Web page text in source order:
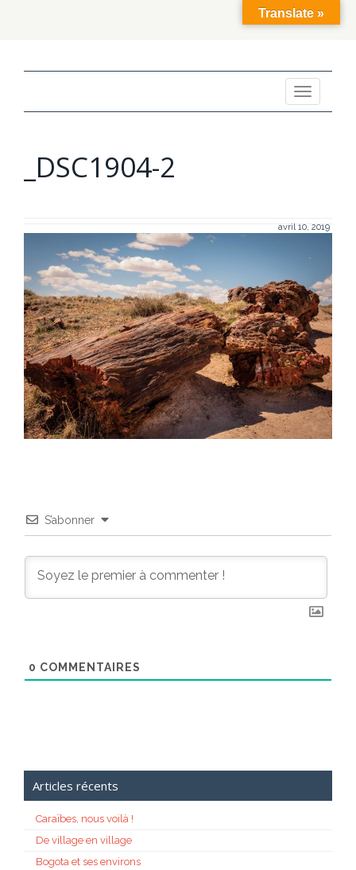
Toggle
navigation
_DSC1904-2
avril 10, 2019
S’abonner
0 COMMENTAIRES
Articles récents
Caraïbes, nous voilà !
De village en village
Bogota et ses environs
Translate »